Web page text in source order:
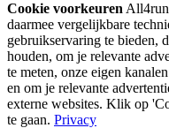
Cookie voorkeuren
daarmee vergelijkbare
gebruikservaring te bieden,
houden, om je relevante
te meten, onze eigen
en om je relevante
externe websites. Klik op
te gaan. Privacy